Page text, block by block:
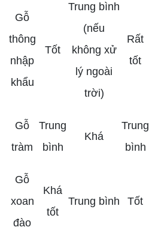
Gỗ
thông
nhập
khẩu
Tốt
Trung bình
(nếu
không xử
lý ngoài
trời)
Rất
tốt
Gỗ
tràm
Trung
bình
Khá
Trung
bình
Gỗ
xoan
đào
Khá
tốt
Trung bình Tốt